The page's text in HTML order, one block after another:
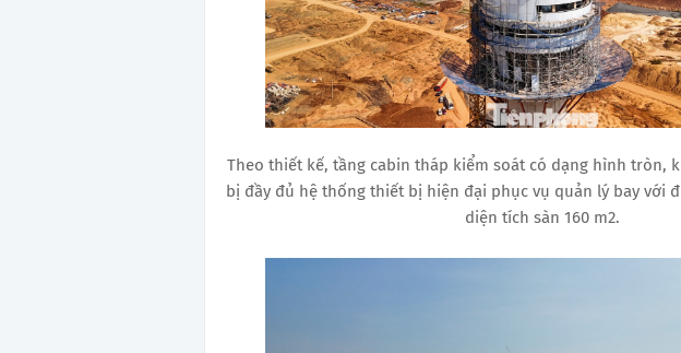
Theo thiết kế, tầng cabin tháp kiểm soát có dạng hình tròn,
bị đầy đủ hệ thống thiết bị hiện đại phục vụ quản lý bay với
diện tích sàn 160 m2.